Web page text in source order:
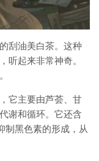
刮油美白茶。这种
听起来非常神奇。
它主要由芦荟、甘
谢和循环。它还含
制黑色素的形成，从